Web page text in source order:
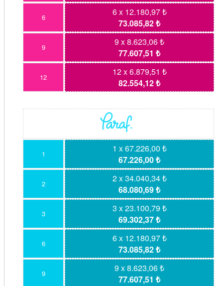
6
6 x 12.180,97 ₺
73.085,82 ₺
9
9 x 8.623,06 ₺
77.607,51 ₺
12
12 x 6.879,51 ₺
82.554,12 ₺
1
1 x 67.226,00 ₺
67.226,00 ₺
2
2 x 34.040,34 ₺
68.080,69 ₺
3
3 x 23.100,79 ₺
69.302,37 ₺
6
6 x 12.180,97 ₺
73.085,82 ₺
9
9 x 8.623,06 ₺
77.607,51 ₺